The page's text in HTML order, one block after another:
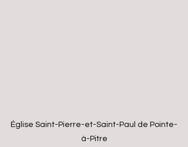
Église Saint-Pierre-et-Saint-Paul de Pointe-
à-Pitre